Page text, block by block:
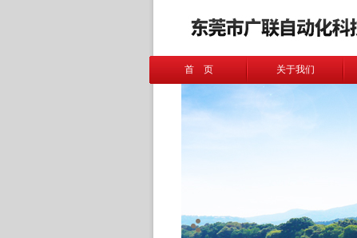
首 页 关于我们